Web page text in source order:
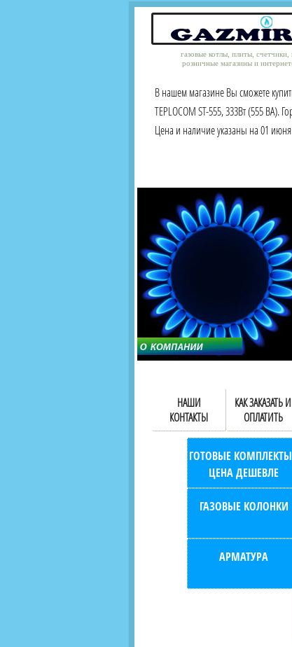
газовые котлы, плиты, счетчики,
розничные магазины и
В нашем магазине Вы сможете
TEPLOCOM ST-555, 333Вт (555 ВА).
Цена и наличие указаны на 01
НАШИ
КОНТАКТЫ
КАК ЗАКАЗАТЬ И
ОПЛАТИТЬ
ГОТОВЫЕ
ЦЕНА ДЕШЕВЛЕ
ГАЗОВЫЕ КОЛОНКИ
АРМАТУРА